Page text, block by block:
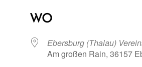
WO
Ebersburg (Thalau)
Am großen Rain, 36157